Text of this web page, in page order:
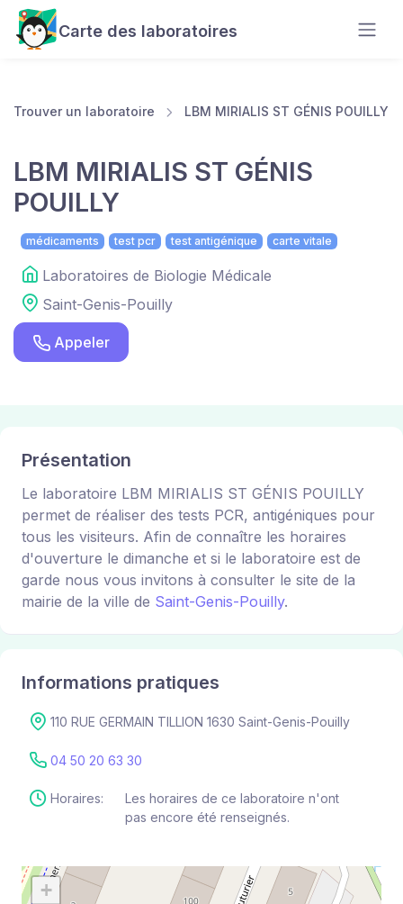
Carte des laboratoires
Trouver un laboratoire LBM MIRIALIS ST GÉNIS POUILLY
LBM MIRIALIS ST GÉNIS
POUILLY
médicaments test pcr test antigénique carte vitale
Laboratoires de Biologie Médicale
Saint-Genis-Pouilly
Appeler
Présentation
Le laboratoire LBM MIRIALIS ST GÉNIS POUILLY
permet de réaliser des tests PCR, antigéniques pour
tous les visiteurs. Afin de connaître les horaires
d'ouverture le dimanche et si le laboratoire est de
garde nous vous invitons à consulter le site de la
mairie de la ville de Saint-Genis-Pouilly.
Informations pratiques
110 RUE GERMAIN TILLION 1630 Saint-Genis-Pouilly
04 50 20 63 30
Horaires:
Les horaires de ce laboratoire n'ont
pas encore été renseignés.
+